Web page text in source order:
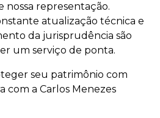
nossa representação.
atualização técnica e
da jurisprudência são
um serviço de ponta.
seu patrimônio com
com a Carlos Menezes